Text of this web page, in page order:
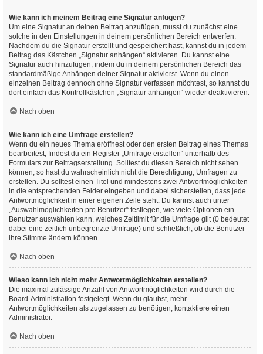
Wie kann ich meinem Beitrag eine Signatur anfügen?
Um eine Signatur an deinen Beitrag anzufügen, musst du zunächst eine
solche in den Einstellungen in deinem persönlichen Bereich entwerfen.
Nachdem du die Signatur erstellt und gespeichert hast, kannst du in jedem
Beitrag das Kästchen „Signatur anhängen“ aktivieren. Du kannst eine
Signatur auch hinzufügen, indem du in deinem persönlichen Bereich das
standardmäßige Anhängen deiner Signatur aktivierst. Wenn du einen
einzelnen Beitrag dennoch ohne Signatur verfassen möchtest, so kannst du
dort einfach das Kontrollkästchen „Signatur anhängen“ wieder deaktivieren.
Nach oben
Wie kann ich eine Umfrage erstellen?
Wenn du ein neues Thema eröffnest oder den ersten Beitrag eines Themas
bearbeitest, findest du ein Register „Umfrage erstellen“ unterhalb des
Formulars zur Beitragserstellung. Solltest du diesen Bereich nicht sehen
können, so hast du wahrscheinlich nicht die Berechtigung, Umfragen zu
erstellen. Du solltest einen Titel und mindestens zwei Antwortmöglichkeiten
in die entsprechenden Felder eingeben und dabei sicherstellen, dass jede
Antwortmöglichkeit in einer eigenen Zeile steht. Du kannst auch unter
„Auswahlmöglichkeiten pro Benutzer“ festlegen, wie viele Optionen ein
Benutzer auswählen kann, welches Zeitlimit für die Umfrage gilt (0 bedeutet
dabei eine zeitlich unbegrenzte Umfrage) und schließlich, ob die Benutzer
ihre Stimme ändern können.
Nach oben
Wieso kann ich nicht mehr Antwortmöglichkeiten erstellen?
Die maximal zulässige Anzahl von Antwortmöglichkeiten wird durch die
Board-Administration festgelegt. Wenn du glaubst, mehr
Antwortmöglichkeiten als zugelassen zu benötigen, kontaktiere einen
Administrator.
Nach oben